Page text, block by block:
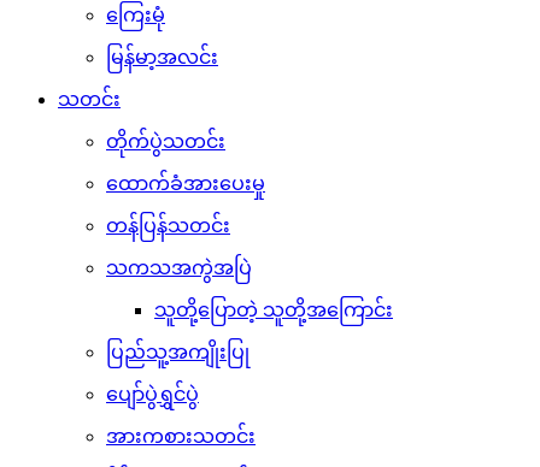
ကြေးမုံ
မြန်မာ့အလင်း
သတင်း
တိုက်ပွဲသတင်း
ထောက်ခံအားပေးမှု
တန်ပြန်သတင်း
သကသအကွဲအပြဲ
သူတို့ပြောတဲ့ သူတို့အကြောင်း
ပြည်သူ့အကျိုးပြု
ပျော်ပွဲရွှင်ပွဲ
အားကစားသတင်း